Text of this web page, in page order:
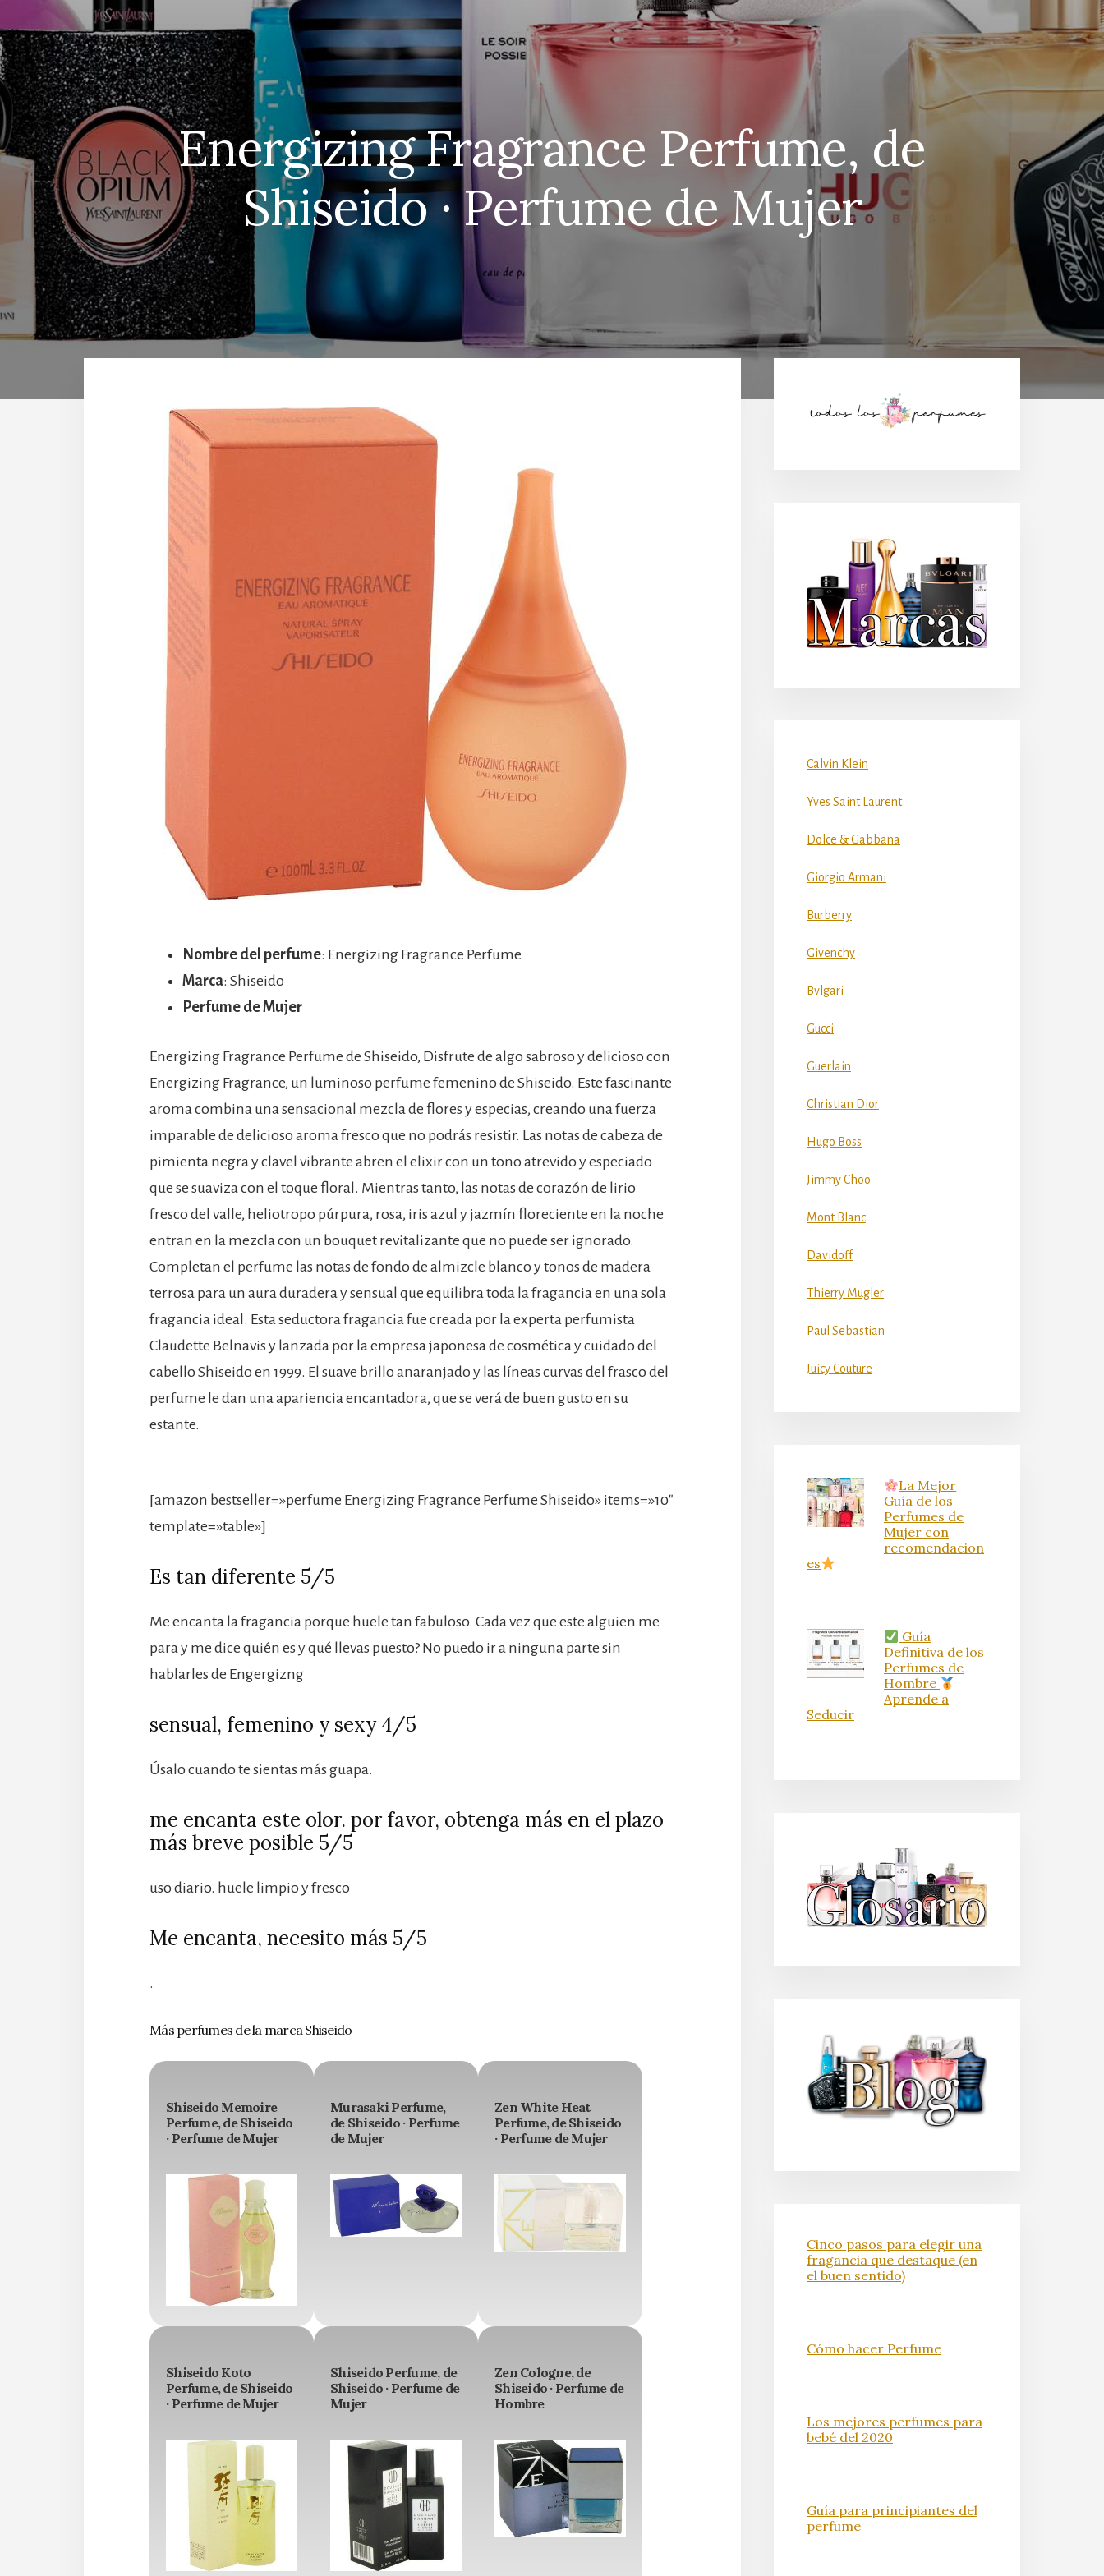
Energizing Fragrance Perfume, de
Shiseido · Perfume de Mujer
Nombre del perfume: Energizing Fragrance Perfume
Marca: Shiseido
Perfume de Mujer
Energizing Fragrance Perfume de Shiseido, Disfrute de algo sabroso y delicioso con
Energizing Fragrance, un luminoso perfume femenino de Shiseido. Este fascinante
aroma combina una sensacional mezcla de flores y especias, creando una fuerza
imparable de delicioso aroma fresco que no podrás resistir. Las notas de cabeza de
pimienta negra y clavel vibrante abren el elixir con un tono atrevido y especiado
que se suaviza con el toque floral. Mientras tanto, las notas de corazón de lirio
fresco del valle, heliotropo púrpura, rosa, iris azul y jazmín floreciente en la noche
entran en la mezcla con un bouquet revitalizante que no puede ser ignorado.
Completan el perfume las notas de fondo de almizcle blanco y tonos de madera
terrosa para un aura duradera y sensual que equilibra toda la fragancia en una sola
fragancia ideal. Esta seductora fragancia fue creada por la experta perfumista
Claudette Belnavis y lanzada por la empresa japonesa de cosmética y cuidado del
cabello Shiseido en 1999. El suave brillo anaranjado y las líneas curvas del frasco del
perfume le dan una apariencia encantadora, que se verá de buen gusto en su
estante.
[amazon bestseller=»perfume Energizing Fragrance Perfume Shiseido» items=»10″
template=»table»]
Es tan diferente 5/5
Me encanta la fragancia porque huele tan fabuloso. Cada vez que este alguien me
para y me dice quién es y qué llevas puesto? No puedo ir a ninguna parte sin
hablarles de Engergizng
sensual, femenino y sexy 4/5
Úsalo cuando te sientas más guapa.
me encanta este olor. por favor, obtenga más en el plazo
más breve posible 5/5
uso diario. huele limpio y fresco
Me encanta, necesito más 5/5
.
Más perfumes de la marca Shiseido
Shiseido Memoire
Perfume, de Shiseido
· Perfume de Mujer
Murasaki Perfume,
de Shiseido · Perfume
de Mujer
Zen White Heat
Perfume, de Shiseido
· Perfume de Mujer
Shiseido Koto
Perfume, de Shiseido
· Perfume de Mujer
Shiseido Perfume, de
Shiseido · Perfume de
Mujer
Zen Cologne, de
Shiseido · Perfume de
Hombre
lateral
Calvin Klein
Yves Saint Laurent
Dolce & Gabbana
Giorgio Armani
Burberry
Givenchy
Bvlgari
Gucci
Guerlain
Christian Dior
Hugo Boss
Jimmy Choo
Mont Blanc
Davidoff
Thierry Mugler
Paul Sebastian
Juicy Couture
La Mejor
Guía de los
Perfumes de
Mujer con
recomendacion
es
Guía
Definitiva de los
Perfumes de
Hombre
Aprende a
Seducir
Cinco pasos para elegir una
fragancia que destaque (en
el buen sentido)
Cómo hacer Perfume
Los mejores perfumes para
bebé del 2020
Guía para principiantes del
perfume